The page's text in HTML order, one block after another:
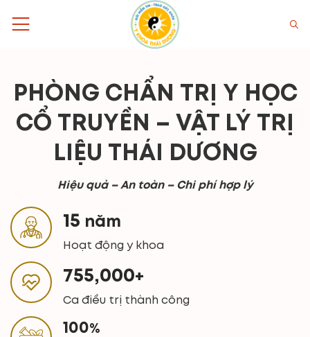
qua
PHÒNG CHẨN TRỊ Y HỌC
CỔ TRUYỀN – VẬT LÝ TRỊ
LIỆU THÁI DƯƠNG
Hiệu quả – An toàn – Chi phí hợp lý
15 năm
Hoạt động y khoa
755,000+
Ca điều trị thành công
100%